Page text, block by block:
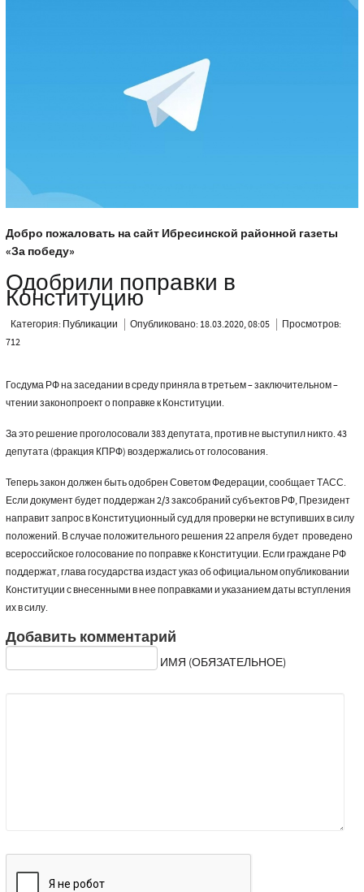
Добро пожаловать на сайт Ибресинской районной газеты
«За победу»
Одобрили поправки в
Конституцию
Категория: Публикации Опубликовано: 18.03.2020, 08:05
Просмотров:
712
Госдума РФ на заседании в среду приняла в третьем – заключительном –
чтении законопроект о поправке к Конституции.
За это решение проголосовали 383 депутата, против не выступил никто. 43
депутата (фракция КПРФ) воздержались от голосования.
Теперь закон должен быть одобрен Советом Федерации, сообщает ТАСС.
Если документ будет поддержан 2/3 заксобраний субъектов РФ, Президент
направит запрос в Конституционный суд для проверки не вступивших в силу
положений. В случае положительного решения 22 апреля будет проведено
всероссийское голосование по поправке к Конституции. Если граждане РФ
поддержат, глава государства издаст указ об официальном опубликовании
Конституции с внесенными в нее поправками и указанием даты вступления
их в силу.
Добавить комментарий
ИМЯ (ОБЯЗАТЕЛЬНОЕ)